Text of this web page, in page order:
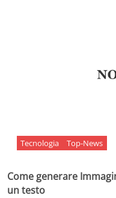
Tecnologia Top-News
Come generare
un testo